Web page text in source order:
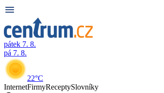
pátek 7. 8.
pá 7. 8.
22°C
InternetFirmyReceptySlovníky